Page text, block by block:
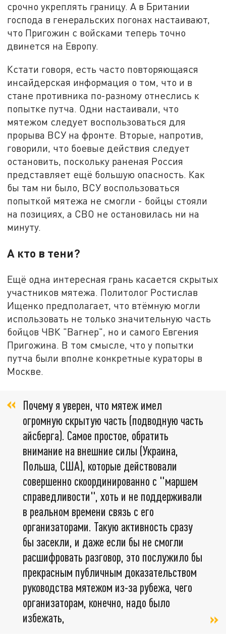
срочно укреплять границу. А в Британии
господа в генеральских погонах настаивают,
что Пригожин с войсками теперь точно
двинется на Европу.
Кстати говоря, есть часто повторяющаяся
инсайдерская информация о том, что и в
стане противника по-разному отнеслись к
попытке путча. Одни настаивали, что
мятежом следует воспользоваться для
прорыва ВСУ на фронте. Вторые, напротив,
говорили, что боевые действия следует
остановить, поскольку раненая Россия
представляет ещё большую опасность. Как
бы там ни было, ВСУ воспользоваться
попыткой мятежа не смогли - бойцы стояли
на позициях, а СВО не остановилась ни на
минуту.
А кто в тени?
Ещё одна интересная грань касается скрытых
участников мятежа. Политолог Ростислав
Ищенко предполагает, что втёмную могли
использовать не только значительную часть
бойцов ЧВК "Вагнер", но и самого Евгения
Пригожина. В том смысле, что у попытки
путча были вполне конкретные кураторы в
Москве.
Почему я уверен, что мятеж имел
огромную скрытую часть (подводную часть
айсберга). Самое простое, обратить
внимание на внешние силы (Украина,
Польша, США), которые действовали
совершенно скоординированно с "маршем
справедливости", хоть и не поддерживали
в реальном времени связь с его
организаторами. Такую активность сразу
бы засекли, и даже если бы не смогли
расшифровать разговор, это послужило бы
прекрасным публичным доказательством
руководства мятежом из-за рубежа, чего
организаторам, конечно, надо было
избежать,